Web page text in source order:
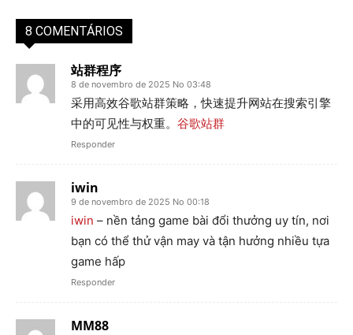
8 COMENTÁRIOS
站群程序
8 de novembro de 2025 No 03:48
采用高效谷歌站群策略，快速提升网站在搜索引擎
中的可见性与权重。 谷歌站群
Responder
iwin
9 de novembro de 2025 No 00:18
iwin – nền tảng game bài đổi thưởng uy tín, nơi
bạn có thể thử vận may và tận hưởng nhiều tựa
game hấp
Responder
MM88